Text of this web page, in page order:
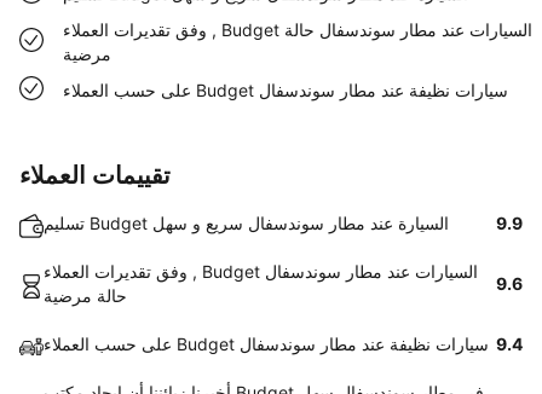
وفق تقديرات العملاء , Budget السيارات عند مطار سوندسفال حالة
مرضية
على حسب العملاء Budget سيارات نظيفة عند مطار سوندسفال
تقييمات العملاء
تسليم Budget السيارة عند مطار سوندسفال سريع و سهل 9.9
وفق تقديرات العملاء , Budget السيارات عند مطار سوندسفال
حالة مرضية
9.6
على حسب العملاء Budget سيارات نظيفة عند مطار سوندسفال 9.4